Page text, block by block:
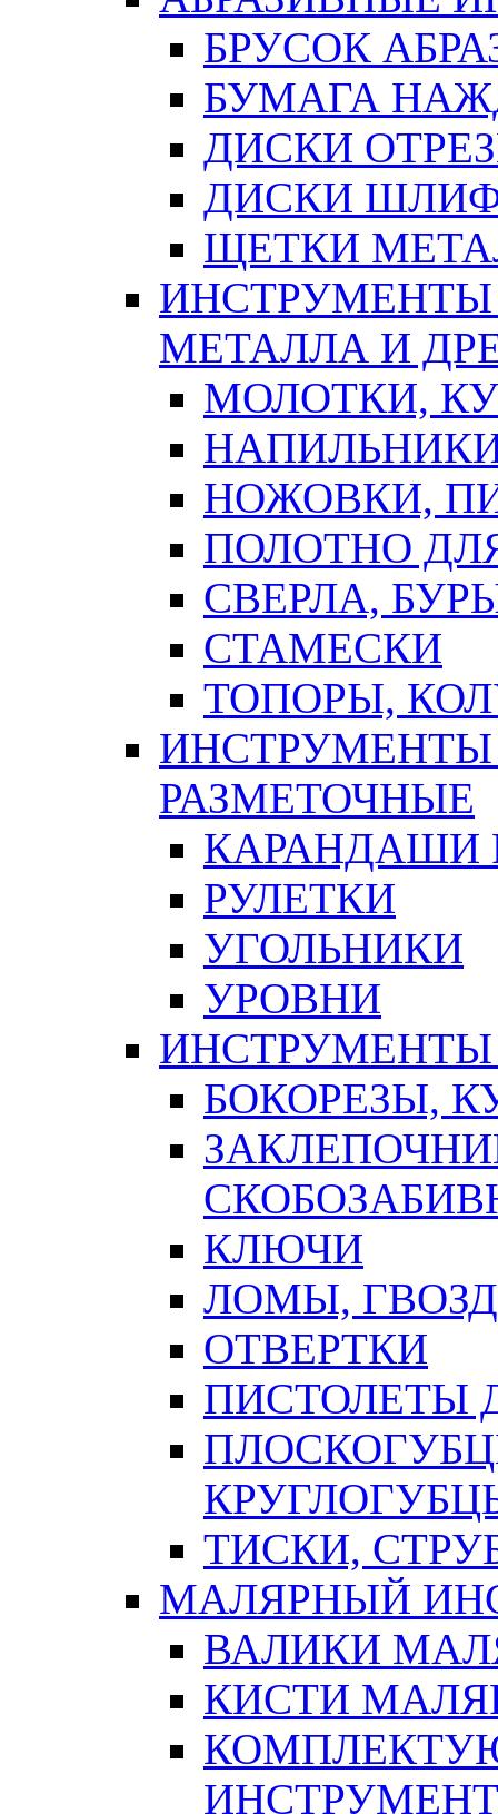
БРУСОК
БУМАГА
ДИСКИ
ДИСКИ
ЩЕТКИ
ИНСТРУМЕНТЫ
МЕТАЛЛА И
МОЛОТКИ,
НОЖОВКИ,
ПОЛОТНО
СВЕРЛА,
СТАМЕСКИ
ТОПОРЫ,
ИНСТРУМЕНТЫ
РАЗМЕТОЧНЫЕ
КАРАНДАШИ
РУЛЕТКИ
УГОЛЬНИКИ
УРОВНИ
БОКОРЕЗЫ,
КЛЮЧИ
ЛОМЫ,
ОТВЕРТКИ
ПИСТОЛЕТЫ
ТИСКИ,
МАЛЯРНЫЙ
ВАЛИКИ
КИСТИ